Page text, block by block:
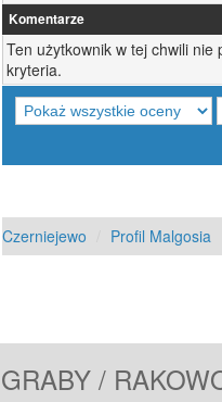
Komentarze
Ten użytkownik w tej chwili nie
kryteria.
Czerniejewo Profil Malgosia
GRABY /